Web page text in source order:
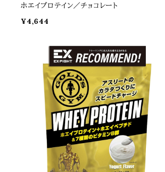
ホエイプロテイン／チョコレート
¥4,644